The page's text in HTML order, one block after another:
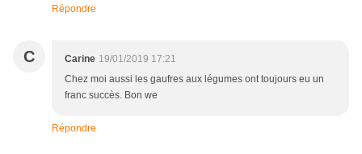
Répondre
C Carine 19/01/2019 17:21
Chez moi aussi les gaufres aux légumes ont toujours eu un
franc succès. Bon we
Répondre